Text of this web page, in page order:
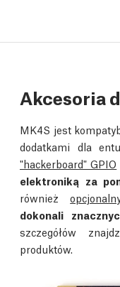
Akcesoria
MK4S jest
dodatkami dla
"hackerboard" GPIO
elektroniką za
również
dokonali
szczegółów
produktów.